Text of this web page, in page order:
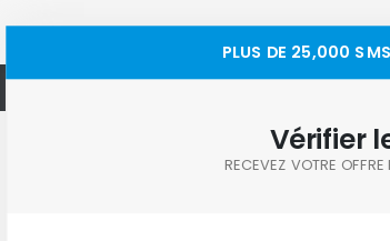
PLUS DE 25,000
Vérifier
RECEVEZ VOTRE OFFRE